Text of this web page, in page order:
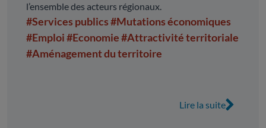
l’ensemble des acteurs régionaux.
#Services publics#Mutations économiques
#Emploi#Economie#Attractivité territoriale
#Aménagement du territoire
Lire la suite